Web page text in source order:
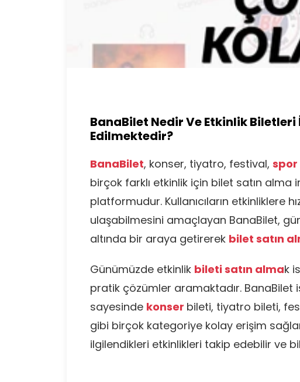
BanaBilet Nedir Ve Etkinlik Biletleri
Edilmektedir?
BanaBilet, konser, tiyatro, festival, spor
birçok farklı etkinlik için bilet satın alma
platformudur. Kullanıcıların etkinliklere
ulaşabilmesini amaçlayan BanaBilet,
altında bir araya getirerek bilet satın
Günümüzde etkinlik bileti satın almak
pratik çözümler aramaktadır. BanaBilet
sayesinde konser bileti, tiyatro bileti,
gibi birçok kategoriye kolay erişim
ilgilendikleri etkinlikleri takip edebilir ve